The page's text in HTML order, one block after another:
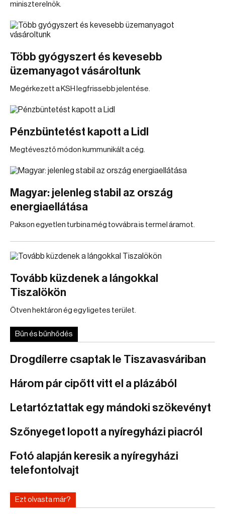
miniszterelnök.
Több gyógyszert és kevesebb
üzemanyagot vásároltunk
Megérkezett a KSH legfrissebb jelentése.
Pénzbüntetést kapott a Lidl
Megtévesztő módon kummunikált a cég.
Magyar: jelenleg stabil az ország
energiaellátása
Pakson egyetlen turbina még tovvábra is termel áramot.
Tovább küzdenek a lángokkal
Tiszalökön
Ötven hektáron ég egy ligetes terület.
Bűn és bűnhődés
Drogdílerre csaptak le Tiszavasváriban
Három pár cipőtt vitt el a plázából
Letartóztattak egy mándoki szökevényt
Szőnyeget lopott a nyíregyházi piacról
Fotó alapján keresik a nyíregyházi
telefontolvajt
Ezt olvasta már?